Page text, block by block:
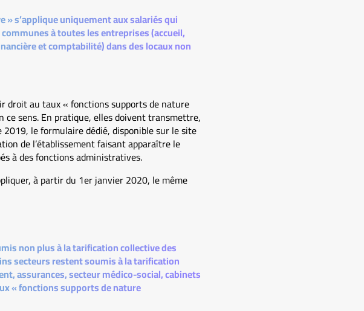
s’applique uniquement aux salariés qui
à toutes les entreprises (accueil,
et comptabilité) dans des locaux non
droit au taux « fonctions supports de nature
sens. En pratique, elles doivent transmettre,
le formulaire dédié, disponible sur le site
de l’établissement faisant apparaître le
à des fonctions administratives.
à partir du 1er janvier 2020, le même
non plus à la tarification collective des
secteurs restent soumis à la tarification
assurances, secteur médico-social, cabinets
« fonctions supports de nature